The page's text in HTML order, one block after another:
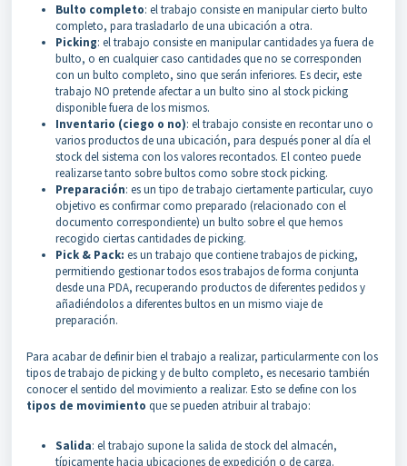
Bulto completo: el trabajo consiste en manipular cierto bulto
completo, para trasladarlo de una ubicación a otra.
Picking: el trabajo consiste en manipular cantidades ya fuera de
bulto, o en cualquier caso cantidades que no se corresponden
con un bulto completo, sino que serán inferiores. Es decir, este
trabajo NO pretende afectar a un bulto sino al stock picking
disponible fuera de los mismos.
Inventario (ciego o no): el trabajo consiste en recontar uno o
varios productos de una ubicación, para después poner al día el
stock del sistema con los valores recontados. El conteo puede
realizarse tanto sobre bultos como sobre stock picking.
Preparación: es un tipo de trabajo ciertamente particular, cuyo
objetivo es confirmar como preparado (relacionado con el
documento correspondiente) un bulto sobre el que hemos
recogido ciertas cantidades de picking.
Pick & Pack: es un trabajo que contiene trabajos de picking,
permitiendo gestionar todos esos trabajos de forma conjunta
desde una PDA, recuperando productos de diferentes pedidos y
añadiéndolos a diferentes bultos en un mismo viaje de
preparación.
Para acabar de definir bien el trabajo a realizar, particularmente con los
tipos de trabajo de picking y de bulto completo, es necesario también
conocer el sentido del movimiento a realizar. Esto se define con los
tipos de movimiento que se pueden atribuir al trabajo:
Salida: el trabajo supone la salida de stock del almacén,
típicamente hacia ubicaciones de expedición o de carga.